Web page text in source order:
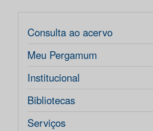
Consulta ao acervo
Meu Pergamum
Institucional
Bibliotecas
Serviços